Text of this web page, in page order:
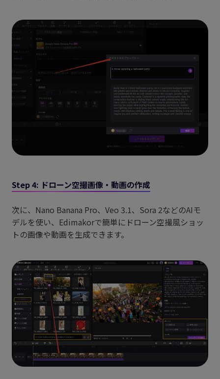
Step 4: ドローン空撮画像・動画の作成
次に、Nano Banana Pro、Veo 3.1、Sora 2などのAIモ
デルを使い、Edimakorで簡単にドローン空撮風ショッ
トの画像や動画を生成できます。